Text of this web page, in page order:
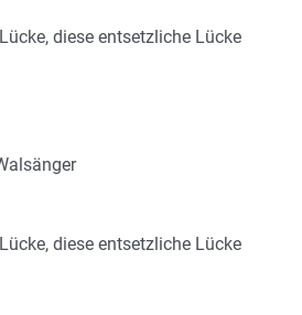
diese entsetzliche Lücke
diese entsetzliche Lücke